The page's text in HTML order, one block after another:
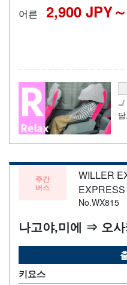
어른 2,900 JPY～
주간
버스
WILLER
EXPRESS
No.WX815
나고야,미에 ⇒ 오
키요스